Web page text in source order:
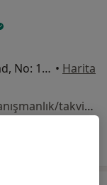
Barbaros Mah, H. Ahmet Yesevi Cad, No: 149 Güneşli - Bağcılar / İstanbul, Bağcılar • Harita
Bu uzman ilgili adres için online danışmanlık/takvim sunmuyor.